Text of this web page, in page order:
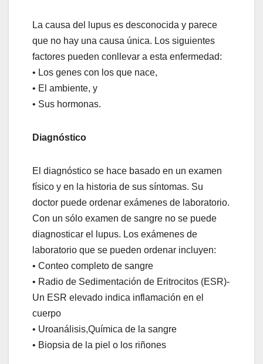
La causa del lupus es desconocida y parece
que no hay una causa única. Los siguientes
factores pueden conllevar a esta enfermedad:
• Los genes con los que nace,
• El ambiente, y
• Sus hormonas.
Diagnóstico
El diagnóstico se hace basado en un examen
físico y en la historia de sus síntomas. Su
doctor puede ordenar exámenes de laboratorio.
Con un sólo examen de sangre no se puede
diagnosticar el lupus. Los exámenes de
laboratorio que se pueden ordenar incluyen:
• Conteo completo de sangre
• Radio de Sedimentación de Eritrocitos (ESR)-
Un ESR elevado indica inflamación en el
cuerpo
• Uroanálisis,Química de la sangre
• Biopsia de la piel o los riñones